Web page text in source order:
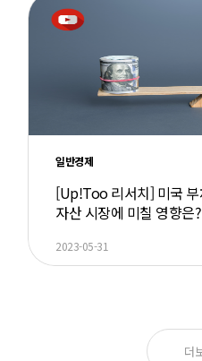
일반경제
[Up!Too 리서치] 미국 부
자산 시장에 미칠 영향은?
2023-05-31
더